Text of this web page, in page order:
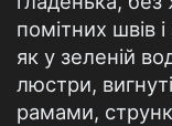
помітних швів
як у зеленій
люстри,
рамами,